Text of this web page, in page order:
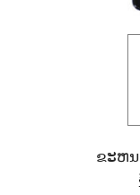
ຂະຫນ